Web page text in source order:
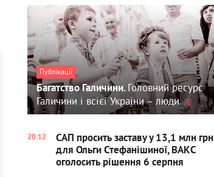
Публікації
Багатство Галичини.Головний ресурс
Галичини і всієї України – люди
20:12
САП просить заставу у 13,1 млн грн
для Ольги Стефанішиної, ВАКС
оголосить рішення 6 серпня